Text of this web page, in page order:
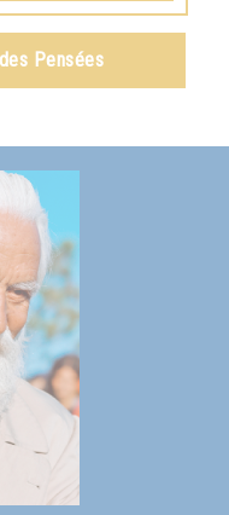
à troubler la vie de votre
Mikhaël Aïvanhov
Pensées